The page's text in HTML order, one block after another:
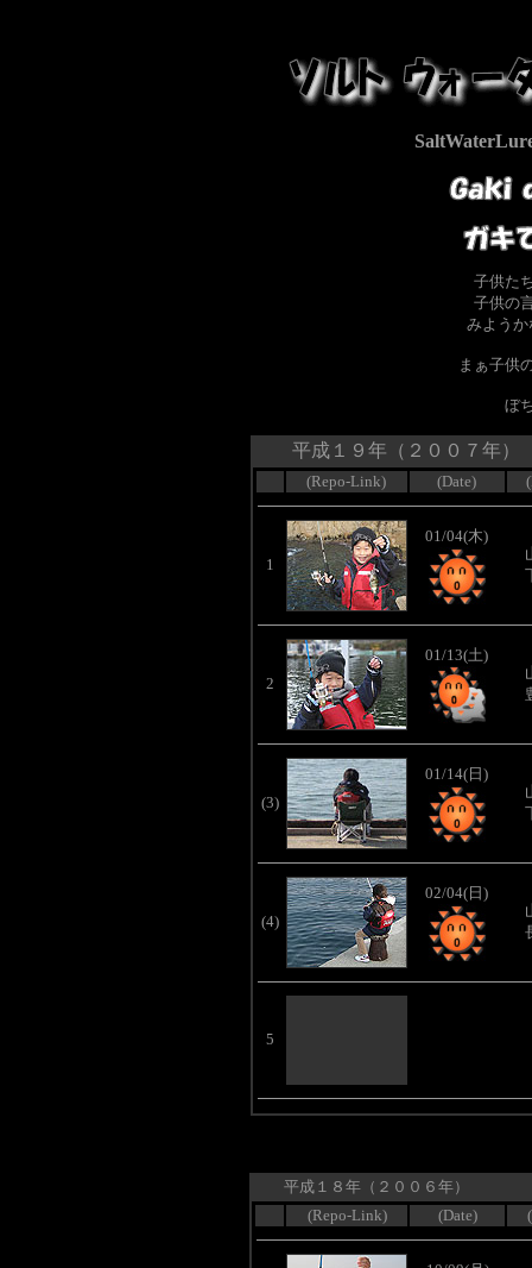
子供た
子供の
みよう
まぁ子供
ぼ
平成１９年（２００７年）
(Repo-Link) (Date)
1
01/04(木)
2
01/13(土)
(3)
01/14(日)
(4)
02/04(日)
5
平成１８年（２００６年）
(Repo-Link)
(Date)